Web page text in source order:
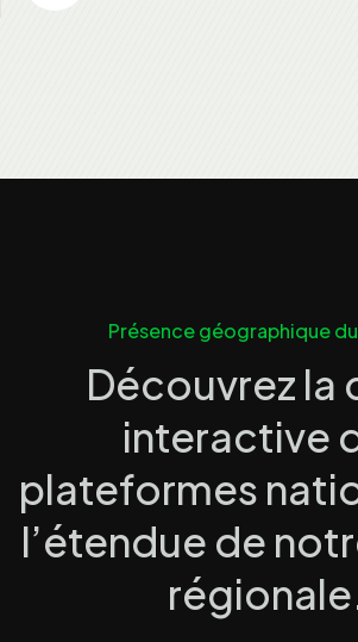
Présence géographique du
Découvrez la
interactive
plateformes
l’étendue de